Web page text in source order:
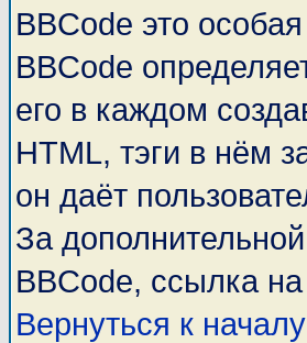
BBCode это
BBCode
его в каждом
HTML, тэги в нём
он даёт
За
BBCode, ссылка
Вернуться к началу